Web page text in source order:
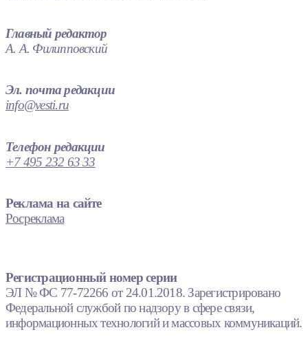
Главный редактор
А. А. Филипповский
Эл. почта редакции
info@vesti.ru
Телефон редакции
+7 495 232 63 33
Реклама на сайте
Росреклама
Регистрационный номер серии
ЭЛ № ФС 77-72266 от 24.01.2018. Зарегистрировано
Федеральной службой по надзору в сфере связи,
информационных технологий и массовых коммуникаций.